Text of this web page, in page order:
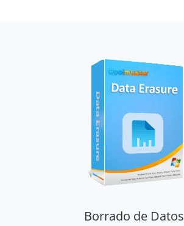
Borrado de Datos